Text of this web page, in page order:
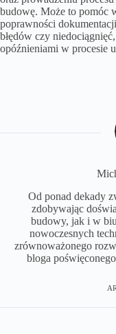
budowę. Może to pomóc
poprawności
błędów czy
opóźnieniami w procesie
Od ponad dekady
zdobywając
budowy, jak i w
nowoczesnych
zrównoważonego
bloga